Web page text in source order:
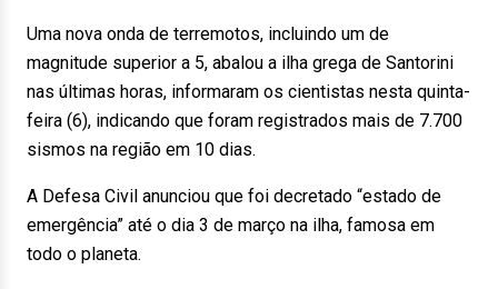
Uma nova onda de terremotos, incluindo um de
magnitude superior a 5, abalou a ilha grega de Santorini
nas últimas horas, informaram os cientistas nesta quinta-
feira (6), indicando que foram registrados mais de 7.700
sismos na região em 10 dias.
A Defesa Civil anunciou que foi decretado “estado de
emergência” até o dia 3 de março na ilha, famosa em
todo o planeta.